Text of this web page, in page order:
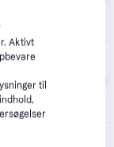
1.134 kr.
af 378 kr.
Aktivt
til